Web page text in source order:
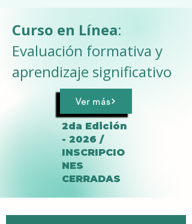
Curso en Línea:
Evaluación formativa y
aprendizaje significativo
Ver más
2da Edición
- 2026 /
INSCRIPCIO
NES
CERRADAS